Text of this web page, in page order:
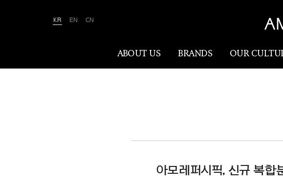
KR EN CN
ABOUT US
나이·성별·문화에 상관없이 전 세계 모든
Our
BRANDS OUR
아모레퍼시픽, 신규 복합